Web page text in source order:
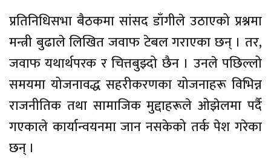
प्रतिनिधिसभा बैठकमा सांसद डाँगीले उठाएको प्रश्नमा
मन्त्री बुढाले लिखित जवाफ टेबल गराएका छन् । तर,
जवाफ यथार्थपरक र चित्तबुझ्दो छैन । उनले पछिल्लो
समयमा योजनावद्ध सहरीकरणका योजनाहरू विभिन्न
राजनीतिक तथा सामाजिक मुद्दाहरूले ओझेलमा पर्दै
गएकाले कार्यान्वयनमा जान नसकेको तर्क पेश गरेका
छन् ।